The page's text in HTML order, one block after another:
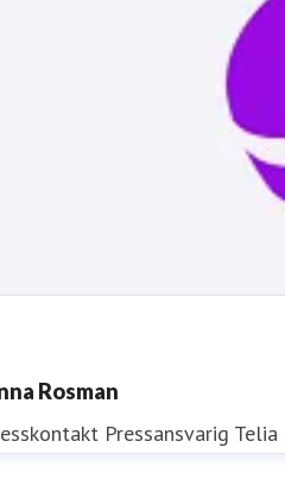
Rosman
Pressansvarig Telia